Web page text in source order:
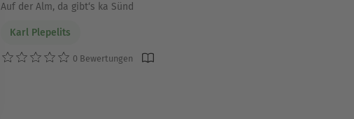
Auf der Alm, da gibt‘s ka Sünd
Karl Plepelits
0 Bewertungen